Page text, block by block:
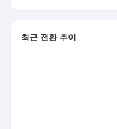
최근 전환 추이